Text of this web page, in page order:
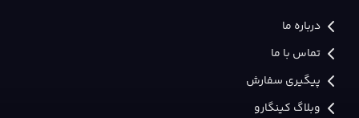
درباره ما
تماس با ما
پیگیری سفارش
وبلاگ کینگارو